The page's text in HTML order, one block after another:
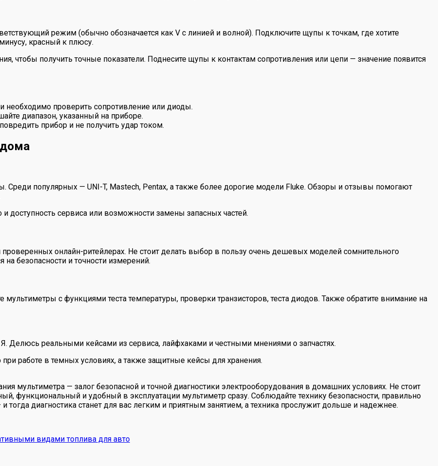
режим (обычно обозначается как V с линией и волной). Подключите щупы к точкам, где хотите
красный к плюсу.
чтобы получить точные показатели. Поднесите щупы к контактам сопротивления или цепи — значение появится
необходимо проверить сопротивление или диоды.
диапазон, указанный на приборе.
прибор и не получить удар током.
Среди популярных — UNI-T, Mastech, Pentax, а также более дорогие модели Fluke. Обзоры и отзывы помогают
доступность сервиса или возможности замены запасных частей.
онлайн-ритейлерах. Не стоит делать выбор в пользу очень дешевых моделей сомнительного
безопасности и точности измерений.
с функциями теста температуры, проверки транзисторов, теста диодов. Также обратите внимание на
Делюсь реальными кейсами из сервиса, лайфхаками и честными мнениями о запчастях.
работе в темных условиях, а также защитные кейсы для хранения.
мультиметра — залог безопасной и точной диагностики электрооборудования в домашних условиях. Не стоит
функциональный и удобный в эксплуатации мультиметр сразу. Соблюдайте технику безопасности, правильно
тогда диагностика станет для вас легким и приятным занятием, а техника прослужит дольше и надежнее.
видами топлива для авто